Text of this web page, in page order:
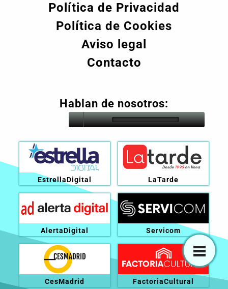
Política de Privacidad
Política de Cookies
Aviso legal
Contacto
Hablan de nosotros:
EstrellaDigital LaTarde
AlertaDigital Servicom
CesMadrid FactoriaCultural